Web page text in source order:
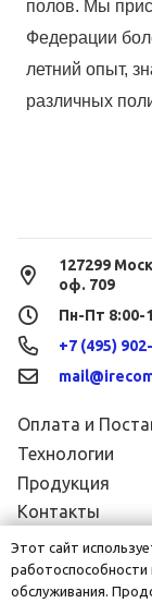
полов. Мы
Федерации
летний опыт,
различных
127299
оф. 709
Пн-Пт 8:00-
+7 (495)
Оплата и
Технологии
Продукция
Контакты
Сертификаты
Этот сайт
работоспособности
обслуживания.